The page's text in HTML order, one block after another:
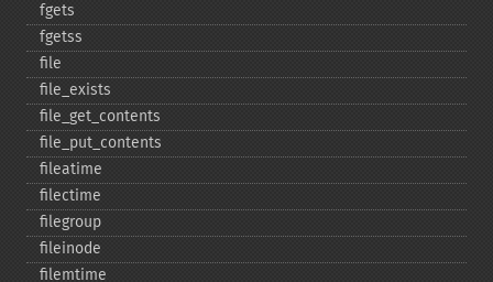
fgets
fgetss
file
file_​exists
file_​get_​contents
file_​put_​contents
fileatime
filectime
filegroup
fileinode
filemtime